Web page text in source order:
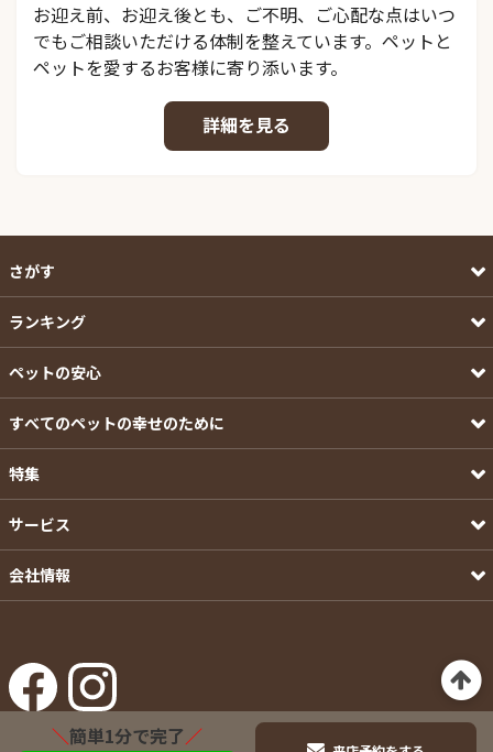
お迎え前、お迎え後とも、ご不明、ご心配な点はいつ
でもご相談いただける体制を整えています。ペットと
ペットを愛するお客様に寄り添います。
詳細を見る
さがす
ランキング
ペットの安心
すべてのペットの幸せのために
特集
サービス
会社情報
＼簡単1分で完了／